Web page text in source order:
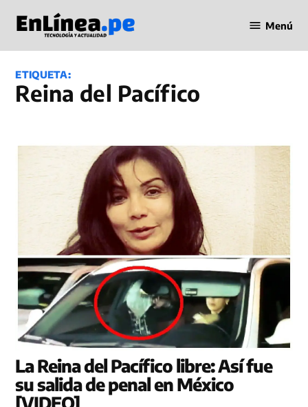
contenido
en Línea
Menú
ETIQUETA:
Reina del Pacífico
La Reina del Pacífico libre: Así fue
su salida de penal en México